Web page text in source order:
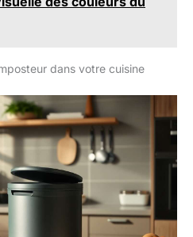
dans votre cuisine